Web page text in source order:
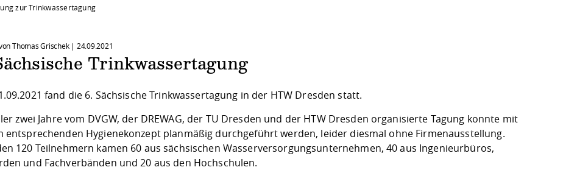
zur Trinkwassertagung
Thomas Grischek | 24.09.2021
Trinkwassertagung
fand die 6. Sächsische Trinkwassertagung in der HTW Dresden statt.
zwei Jahre vom DVGW, der DREWAG, der TU Dresden und der HTW Dresden organisierte Tagung konnte mit
entsprechenden Hygienekonzept planmäßig durchgeführt werden, leider diesmal ohne Firmenausstellung.
120 Teilnehmern kamen 60 aus sächsischen Wasserversorgungsunternehmen, 40 aus Ingenieurbüros,
und Fachverbänden und 20 aus den Hochschulen.